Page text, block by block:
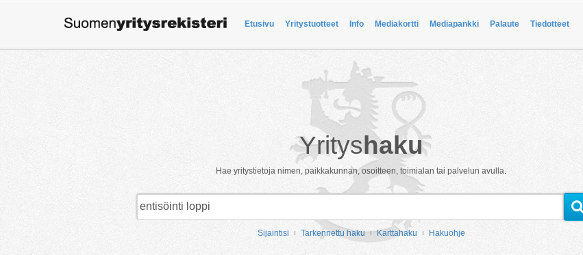
Etusivu Yritystuotteet Info Mediakortti Mediapankki Palaute Tiedotteet
Yrityshaku
Hae yritystietoja nimen, paikkakunnan, osoitteen, toimialan tai palvelun avulla.
Sijaintisi Tarkennettu haku Karttahaku Hakuohje